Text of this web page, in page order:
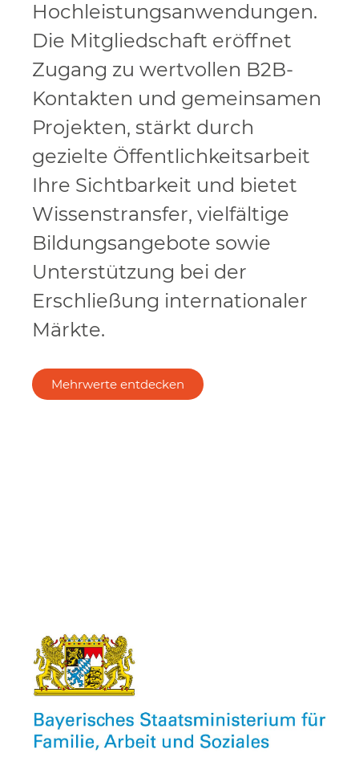
Hochleistungsanwendungen.
Die Mitgliedschaft eröffnet
Zugang zu wertvollen B2B-
Kontakten und gemeinsamen
Projekten, stärkt durch
gezielte Öffentlichkeitsarbeit
Ihre Sichtbarkeit und bietet
Wissenstransfer, vielfältige
Bildungsangebote sowie
Unterstützung bei der
Erschließung internationaler
Märkte.
Mehrwerte entdecken